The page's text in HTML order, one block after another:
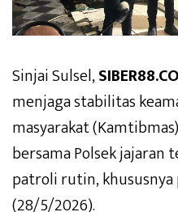
Sinjai Sulsel,
menjaga stabilitas
masyarakat
bersama Polsek jajaran
patroli rutin, khususnya
(28/5/2026).